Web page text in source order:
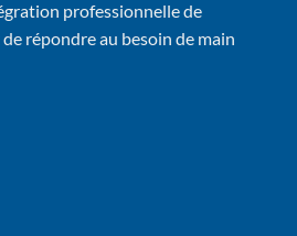
professionnelle de
répondre au besoin de main